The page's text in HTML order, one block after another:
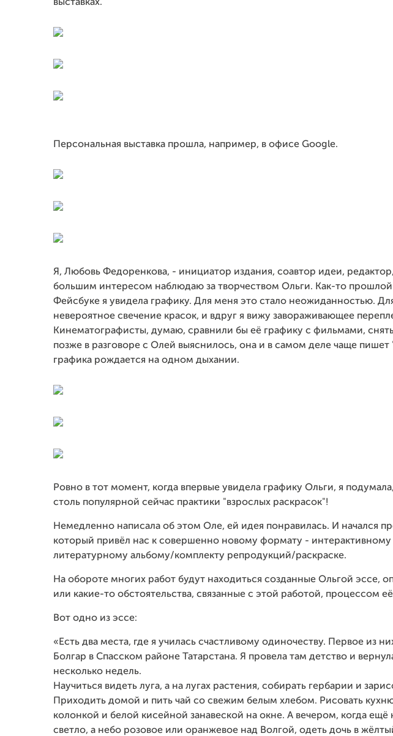
выставках.
Персональная выставка прошла, например, в офисе Google.
Я, Любовь Федоренкова, - инициатор издания, соавтор идеи,
большим интересом наблюдаю за творчеством Ольги. Как-то
Фейсбуке я увидела графику. Для меня это стало неожиданностью.
невероятное свечение красок, и вдруг я вижу завораживающее
Кинематографисты, думаю, сравнили бы её графику с фильмами,
позже в разговоре с Олей выяснилось, она и в самом деле чаще
графика рождается на одном дыхании.
Ровно в тот момент, когда впервые увидела графику Ольги, я
столь популярной сейчас практики "взрослых раскрасок"!
Немедленно написала об этом Оле, ей идея понравилась. И начался
который привёл нас к совершенно новому формату -
литературному альбому/комплекту репродукций/раскраске.
На обороте многих работ будут находиться созданные Ольгой эссе,
или какие-то обстоятельства, связанные с этой работой, процессом
Вот одно из эссе:
«Есть два места, где я училась счастливому одиночеству. Первое из
Болгар в Спасском районе Татарстана. Я провела там детство и
несколько недель.
Научиться видеть луга, а на лугах растения, собирать гербарии и
Приходить домой и пить чай со свежим белым хлебом. Рисовать
колонкой и белой кисейной занавеской на окне. А вечером, когда
светло, а небо розовое или оранжевое над Волгой, одеть дочь в